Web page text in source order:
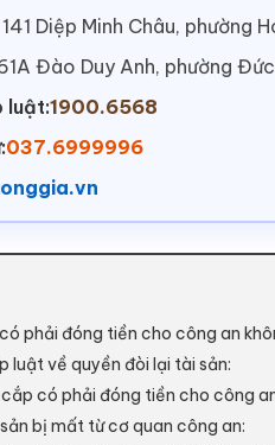
141 Diệp Minh Châu, phường
Đào Duy Anh, phường
luật:1900.6568
037.6999996
phải đóng tiền cho công an
luật về quyền đòi lại tài sản:
cắp có phải đóng tiền cho công
bị mất từ cơ quan công an: